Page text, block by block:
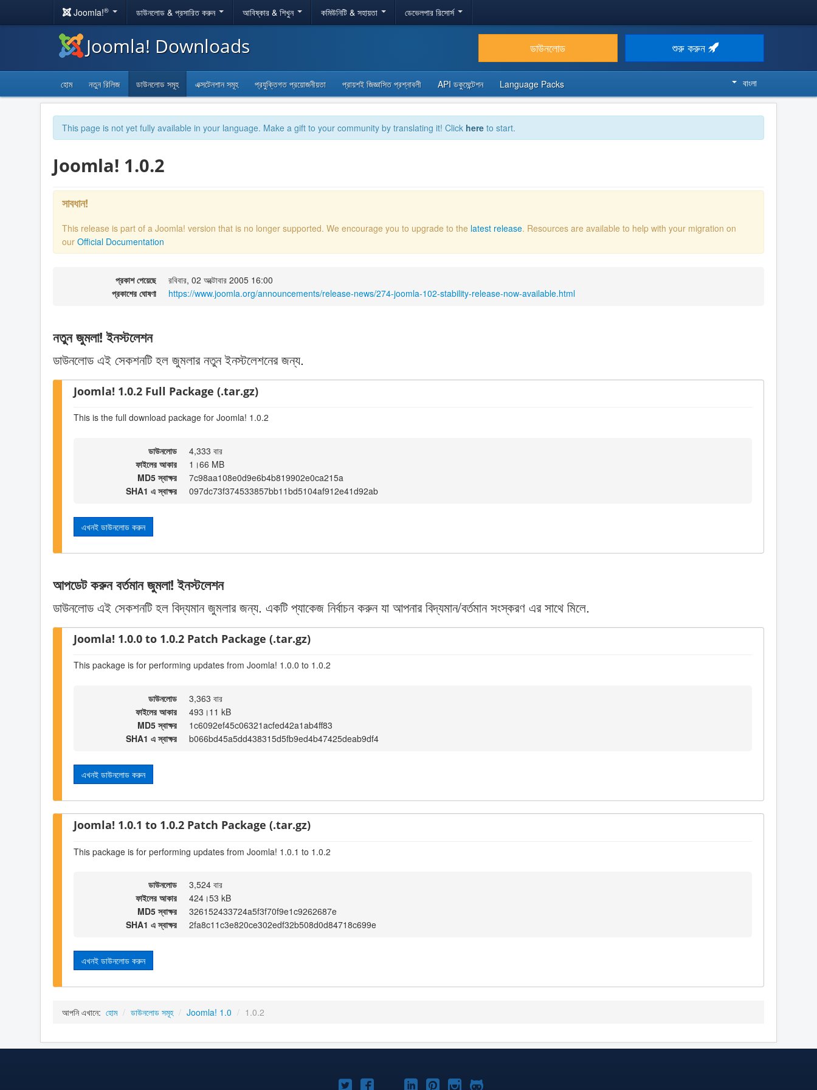
Joomla!® ডাউনলোড & প্রসারিত করুন আবিষ্কার & শিখুন কমিউনিটি & সহায়তা ডেভেলপার রিসোর্স
Joomla! Downloads ডাউনলোড শুরু করুন
হোম নতুন রিলিজ ডাউনলোড সমূহ এক্সটেনশান সমূহ প্রযুক্তিগত প্রয়োজনীয়তা প্রায়শই জিজ্ঞাসিত প্রশ্নাবলী API ডকুমেন্টেশন Language Packs বাংলা
This page is not yet fully available in your language. Make a gift to your community by translating it! Click here to start.
Joomla! 1.0.2
সাবধান!
This release is part of a Joomla! version that is no longer supported. We encourage you to upgrade to the latest release. Resources are available to help with your migration on
our Official Documentation
প্রকাশ পেয়েছে
রবিবার, 02 অক্টোবার 2005 16:00
প্রকাশের ঘোষণা
https://www.joomla.org/announcements/release-news/274-joomla-102-stability-release-now-available.html
নতুন জুমলা! ইনস্টলেশন
ডাউনলোড এই সেকশনটি হল জুমলার নতুন ইনস্টলেশনের জন্য.
Joomla! 1.0.2 Full Package (.tar.gz)
This is the full download package for Joomla! 1.0.2
ডাউনলোড
4,333 বার
ফাইলের আকার
1।66 MB
MD5 স্বাক্ষর
7c98aa108e0d9e6b4b819902e0ca215a
SHA1 এ স্বাক্ষর
097dc73f374533857bb11bd5104af912e41d92ab
এখনই ডাউনলোড করুন
আপডেট করুন বর্তমান জুমলা! ইনস্টলেশন
ডাউনলোড এই সেকশনটি হল বিদ্যমান জুমলার জন্য. একটি প্যাকেজ নির্বাচন করুন যা আপনার বিদ্যমান/বর্তমান সংস্করণ এর সাথে মিলে.
Joomla! 1.0.0 to 1.0.2 Patch Package (.tar.gz)
This package is for performing updates from Joomla! 1.0.0 to 1.0.2
ডাউনলোড
3,363 বার
ফাইলের আকার
493।11 kB
MD5 স্বাক্ষর
1c6092ef45c06321acfed42a1ab4ff83
SHA1 এ স্বাক্ষর
b066bd45a5dd438315d5fb9ed4b47425deab9df4
এখনই ডাউনলোড করুন
Joomla! 1.0.1 to 1.0.2 Patch Package (.tar.gz)
This package is for performing updates from Joomla! 1.0.1 to 1.0.2
ডাউনলোড
3,524 বার
ফাইলের আকার
424।53 kB
MD5 স্বাক্ষর
326152433724a5f3f70f9e1c9262687e
SHA1 এ স্বাক্ষর
2fa8c11c3e820ce302edf32b508d0d84718c699e
এখনই ডাউনলোড করুন
আপনি এখানে: হোম / ডাউনলোড সমূহ / Joomla! 1.0 / 1.0.2
টুইটারফেসবুক জুমলালিঙ্কড্‌ইনে
পিনটারেস্ট
ইন্সটাগ্রামগিটহাব